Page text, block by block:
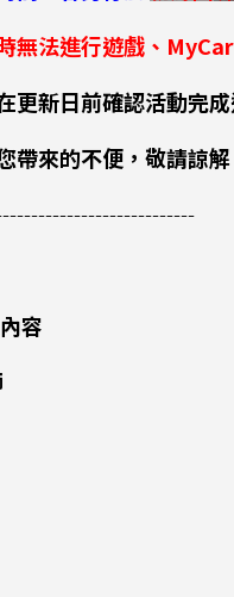
無法進行遊戲、
更新日前確認活動完
帶來的不便，敬請諒
容